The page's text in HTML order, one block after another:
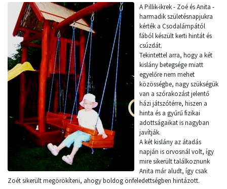
A Pillik-ikrek - Zoé és Anita -
harmadik születésnapjukra
kérték a Csodalámpától
fából készült kerti hintát és
csúzdát.
Tekintettel arra, hogy a két
kislány betegsége miatt
egyelőre nem mehet
közösségbe, nagy szükségük
van a szórakozást jelentő
házi játszótérre, hiszen a
hinta és a gyűrű fizikai
adottságaikat is nagyban
javítják.
A két kislány az átadás
napján is orvosnál volt, így
mire sikerült találkoznunk
Anita már aludt, így csak
Zoét sikerült megörökíteni, ahogy boldog önfeledettségben hintázott.